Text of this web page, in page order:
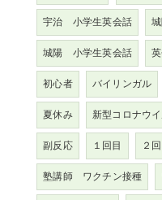
宇治 小学生英会話
城陽 小学生英会話
初心者
バイリンガル
夏休み
新型コロナウ
副反応
１回目
２
塾講師 ワクチン接種